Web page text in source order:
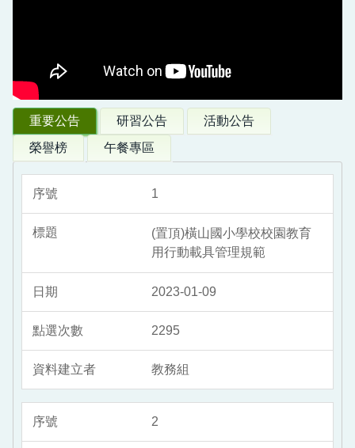
重要公告 研習公告
活動公告
榮譽榜
午餐專區
1
(置頂)橫山國小學校校園教育
用行動載具管理規範
2023-01-09
2295
教務組
2